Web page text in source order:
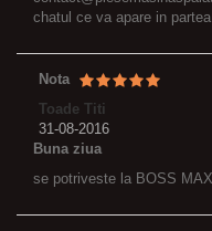
chatul ce va apare in
Nota
Toade Titi
31-08-2016
Buna ziua
se potriveste la BOSS